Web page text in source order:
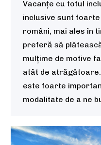
Vacanțe cu totul
inclusive sunt
români, mai ales în
preferă să
mulțime de motive
atât de
este foarte
modalitate de a ne